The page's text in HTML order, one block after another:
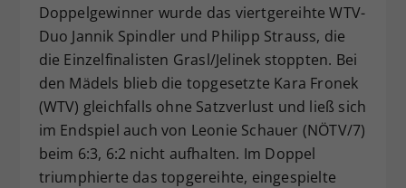
Doppelgewinner wurde das viertgereihte WTV-
Duo Jannik Spindler und Philipp Strauss, die
die Einzelfinalisten Grasl/Jelinek stoppten. Bei
den Mädels blieb die topgesetzte Kara Fronek
(WTV) gleichfalls ohne Satzverlust und ließ sich
im Endspiel auch von Leonie Schauer (NÖTV/7)
beim 6:3, 6:2 nicht aufhalten. Im Doppel
triumphierte das topgereihte, eingespielte